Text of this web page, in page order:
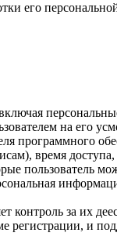
его
на его
программного
время
пользователь
контроль за их
регистрации, и